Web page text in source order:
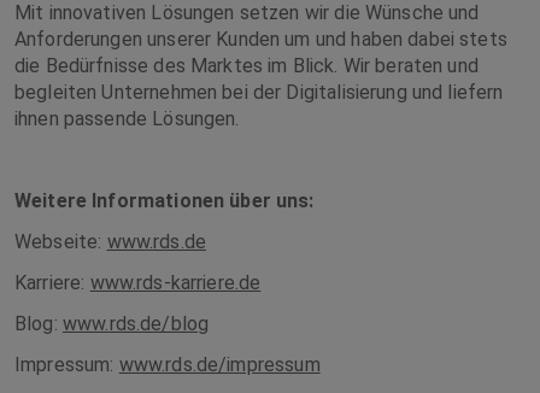
Mit innovativen Lösungen setzen wir die Wünsche und
Anforderungen unserer Kunden um und haben dabei stets
die Bedürfnisse des Marktes im Blick. Wir beraten und
begleiten Unternehmen bei der Digitalisierung und liefern
ihnen passende Lösungen.
Weitere Informationen über uns:
Webseite: www.rds.de
Karriere: www.rds-karriere.de
Blog: www.rds.de/blog
Impressum: www.rds.de/impressum